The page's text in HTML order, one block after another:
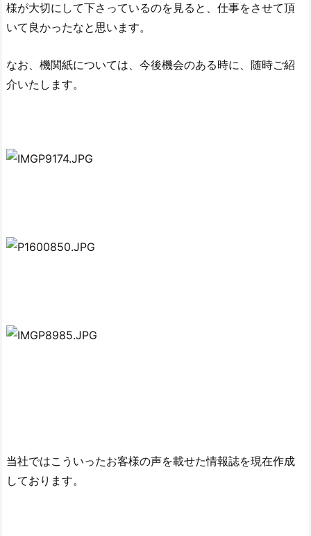
様が大切にして下さっているのを見ると、仕事をさせて頂
いて良かったなと思います。
なお、機関紙については、今後機会のある時に、随時ご紹
介いたします。
当社ではこういったお客様の声を載せた情報誌を現在作成
しております。